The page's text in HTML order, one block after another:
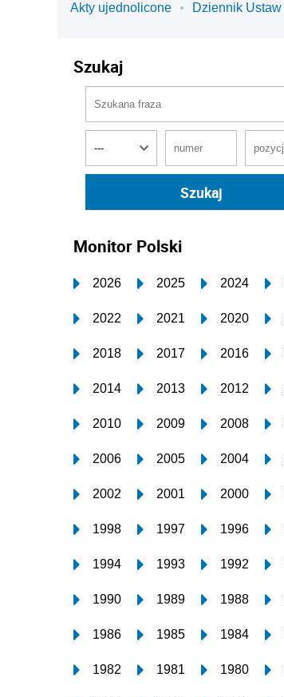
Akty ujednolicone Dziennik Ustaw
Szukaj
Monitor Polski
2026 2025 2024
2022 2021 2020
2018 2017 2016
2014 2013 2012
2010 2009 2008
2006 2005 2004
2002 2001 2000
1998 1997 1996
1994 1993 1992
1990 1989 1988
1986 1985 1984
1982 1981 1980